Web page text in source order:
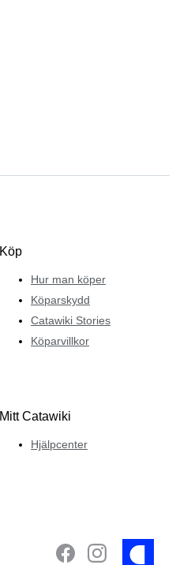
Köp
Hur man köper
Köparskydd
Catawiki Stories
Köparvillkor
Mitt Catawiki
Hjälpcenter